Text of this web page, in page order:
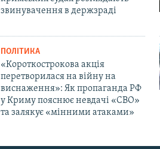
звинувачення в держзраді
ПОЛІТИКА
«Короткострокова акція
перетворилася на війну на
виснаження»: Як пропаганда РФ
у Криму пояснює невдачі «СВО»
та залякує «мінними атаками»